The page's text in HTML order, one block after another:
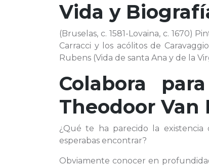
Vida y
(Bruselas, c. 1581-Lovaina, c. 1670)
Carracci y los acólitos de
Rubens (Vida de santa Ana y de la
Colabora
Theodoor Van
¿Qué te ha parecido la existencia
esperabas encontrar?
Obviamente conocer en